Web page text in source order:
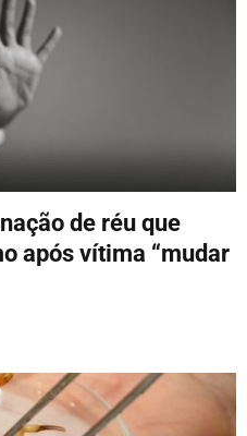
de réu que
após vítima “mudar